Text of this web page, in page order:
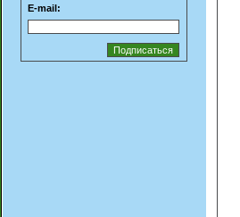
E-mail: